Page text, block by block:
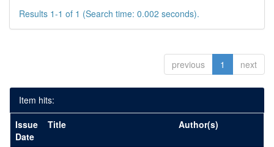
Results 1-1 of 1 (Search time: 0.002 seconds).
previous 1 next
Item hits:
Issue
Date
Title Author(s)